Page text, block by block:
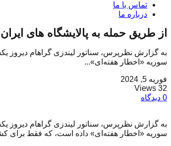
تماس با ما
درباره ما
از طریق حمله به پالایشگاه های
به گزارش نظرپرس، سناتور لیندزی گراهام دیروز
سوریه «اخطار هفته‌ای»...
فوریه 5, 2024
32 Views
0 دیدگاه
به گزارش نظرپرس، سناتور لیندزی گراهام دیروز
سوریه «اخطار هفته‌ای» داده است، که فقط برای